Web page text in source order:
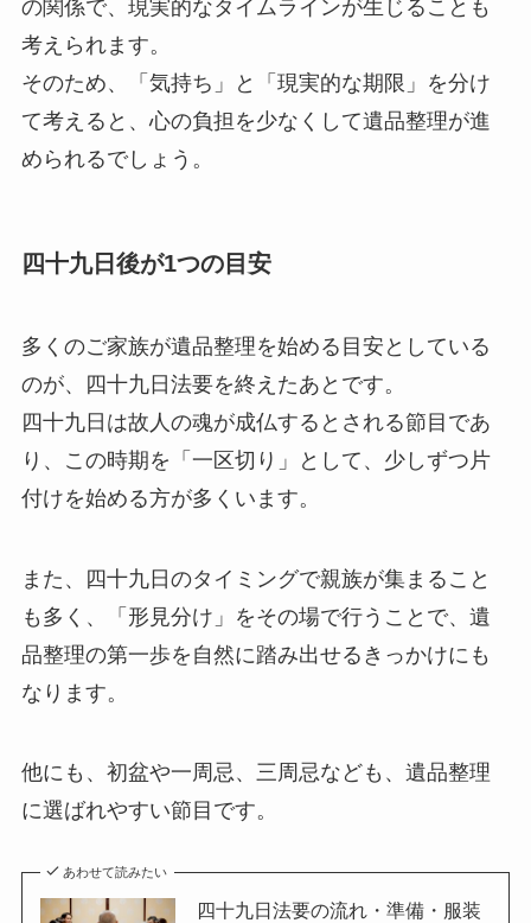
の関係で、現実的なタイムラインが生じることも
考えられます。
そのため、「気持ち」と「現実的な期限」を分け
て考えると、心の負担を少なくして遺品整理が進
められるでしょう。
四十九日後が1つの目安
多くのご家族が遺品整理を始める目安としている
のが、四十九日法要を終えたあとです。
四十九日は故人の魂が成仏するとされる節目であ
り、この時期を「一区切り」として、少しずつ片
付けを始める方が多くいます。
また、四十九日のタイミングで親族が集まること
も多く、「形見分け」をその場で行うことで、遺
品整理の第一歩を自然に踏み出せるきっかけにも
なります。
他にも、初盆や一周忌、三周忌なども、遺品整理
に選ばれやすい節目です。
あわせて読みたい
四十九日法要の流れ・準備・服装